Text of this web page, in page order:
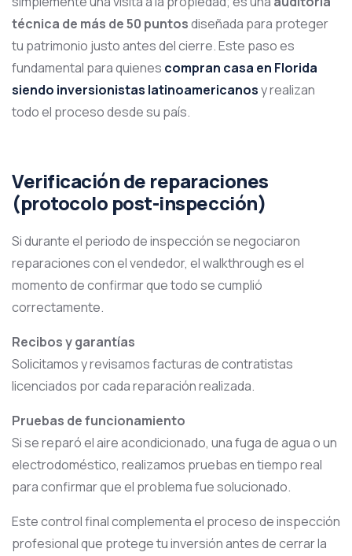
técnica de más de 50 puntosdiseñada para proteger
tu patrimonio justo antes del cierre. Este paso es
fundamental para quienes compran casa en Florida
siendo inversionistas latinoamericanosy realizan
todo el proceso desde su país.
Verificación de reparaciones
(protocolo post-inspección)
Si durante el periodo de inspección se negociaron
reparaciones con el vendedor, el walkthrough es el
momento de confirmar que todo se cumplió
correctamente.
Recibos y garantías
Solicitamos y revisamos facturas de contratistas
licenciados por cada reparación realizada.
Pruebas de funcionamiento
Si se reparó el aire acondicionado, una fuga de agua o un
electrodoméstico, realizamos pruebas en tiempo real
para confirmar que el problema fue solucionado.
Este control final complementa el proceso de inspección
profesional que protege tu inversión antes de cerrar la